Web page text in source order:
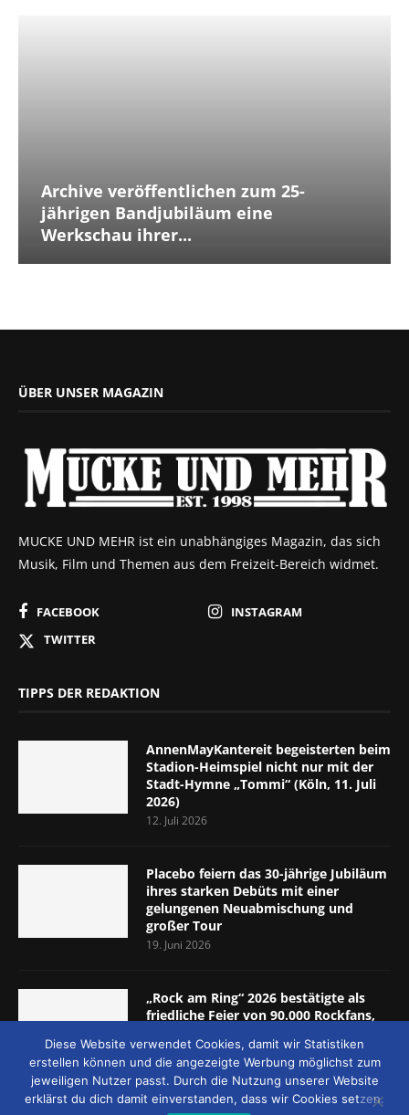
Archive veröffentlichen zum 25-
jährigen Bandjubiläum eine
Werkschau ihrer...
ÜBER UNSER MAGAZIN
MUCKE UND MEHR ist ein unabhängiges Magazin, das sich
Musik, Film und Themen aus dem Freizeit-Bereich widmet.
FACEBOOK
INSTAGRAM
TWITTER
TIPPS DER REDAKTION
AnnenMayKantereit begeisterten beim
Stadion-Heimspiel nicht nur mit der
Stadt-Hymne „Tommi“ (Köln, 11. Juli
2026)
12. Juli 2026
Placebo feiern das 30-jährige Jubiläum
ihres starken Debüts mit einer
gelungenen Neuabmischung und
großer Tour
19. Juni 2026
„Rock am Ring“ 2026 bestätigte als
friedliche Feier von 90.000 Rockfans,
5.-7. Juni 2026)
8. Juni 2026
Diese Website verwendet Cookies, damit wir Statistiken
erstellen können und die angezeigte Werbung möglichst zum
jeweiligen Nutzer passt. Durch die Nutzung unserer Website
erklärst du dich damit einverstanden, dass wir Cookies setzen.